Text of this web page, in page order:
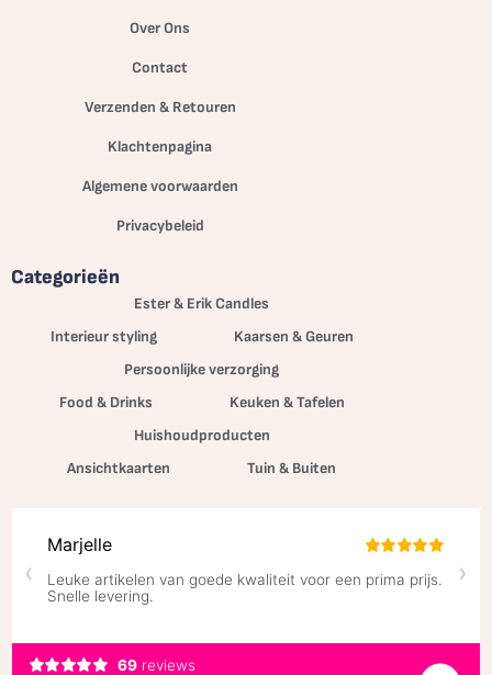
Over Ons
Contact
Verzenden & Retouren
Klachtenpagina
Algemene voorwaarden
Privacybeleid
Categorieën
Ester & Erik Candles
Interieur styling
Kaarsen & Geuren
Persoonlijke verzorging
Food & Drinks
Keuken & Tafelen
Huishoudproducten
Ansichtkaarten
Tuin & Buiten